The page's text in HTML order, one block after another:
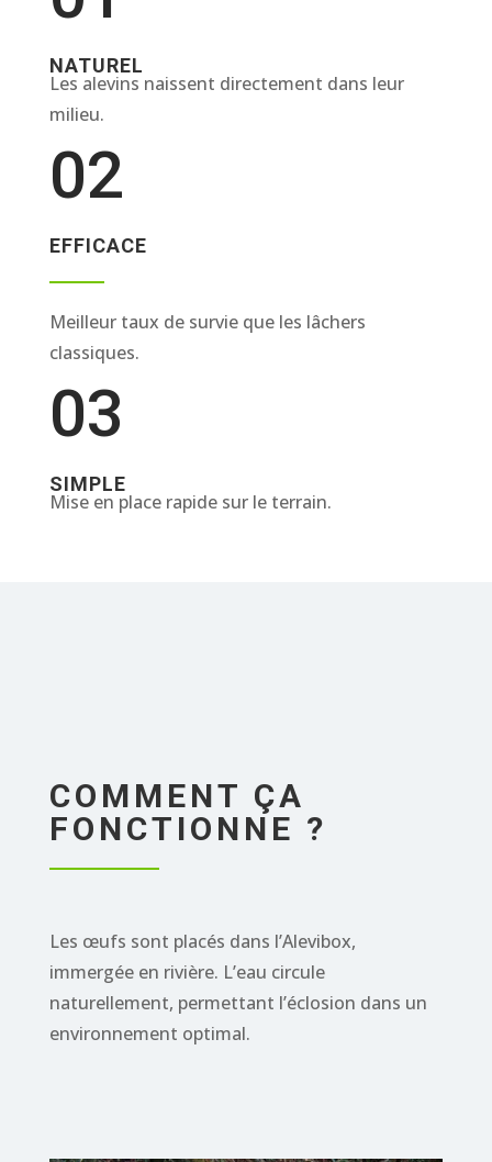
NATUREL
Les alevins naissent directement dans leur
milieu.
02
EFFICACE
Meilleur taux de survie que les lâchers
classiques.
03
SIMPLE
Mise en place rapide sur le terrain.
COMMENT ÇA
FONCTIONNE ?
Les œufs sont placés dans l’Alevibox,
immergée en rivière. L’eau circule
naturellement, permettant l’éclosion dans un
environnement optimal.